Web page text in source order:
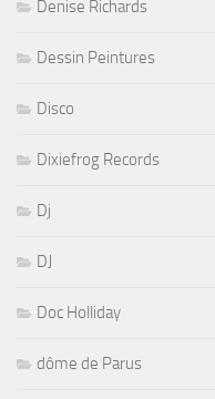
Denise Richards
Dessin Peintures
Disco
Dixiefrog Records
Dj
DJ
Doc Holliday
dôme de Parus